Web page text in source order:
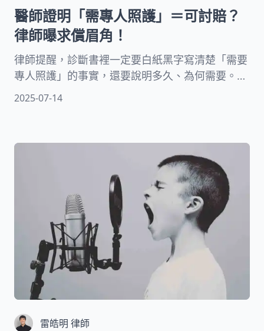
醫師證明「需專人照護」＝可討賠？
律師曝求償眉角！
律師提醒，診斷書裡一定要白紙黑字寫清楚「需要
專人照護」的事實，還要說明多久、為何需要。別
害羞，記得主動向醫生詳述你的傷勢、生活不便
2025-07-14
雷皓明 律師